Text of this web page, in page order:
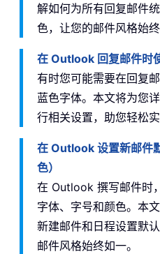
解如何为所有回复邮件
色，让您的邮件风格始终
在 Outlook 回复邮件时
有时您可能需要在回复
蓝色字体。本文将为您
行相关设置，助您轻松实
在 Outlook 设置新邮件
色）
在 Outlook 撰写邮件时
字体、字号和颜色。本
新建邮件和日程设置默
邮件风格始终如一。